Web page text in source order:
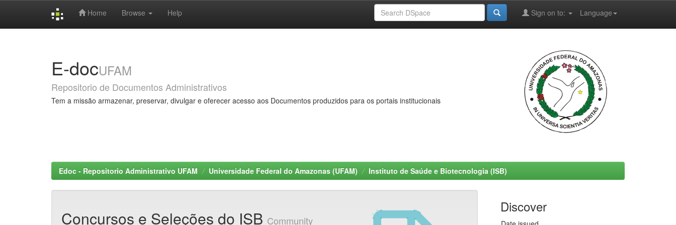
Home Browse Help Language
Sign on to:
E-docUFAM
Repositorio de Documentos Administrativos
Tem a missão armazenar, preservar, divulgar e oferecer acesso aos Documentos produzidos para os portais institucionais
Edoc - Repositorio Administrativo UFAM Universidade Federal do Amazonas (UFAM) Instituto de Saúde e Biotecnologia (ISB)
Concursos e Seleções do ISB Community
Discover